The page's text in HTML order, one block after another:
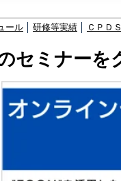
ール 研修等実績 ＣＰＤ
セミナーを